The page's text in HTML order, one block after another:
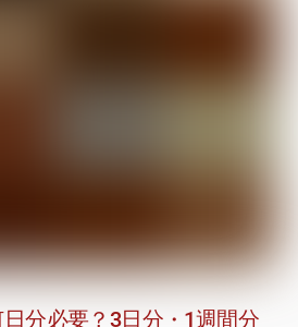
分必要？3日分・1週間分